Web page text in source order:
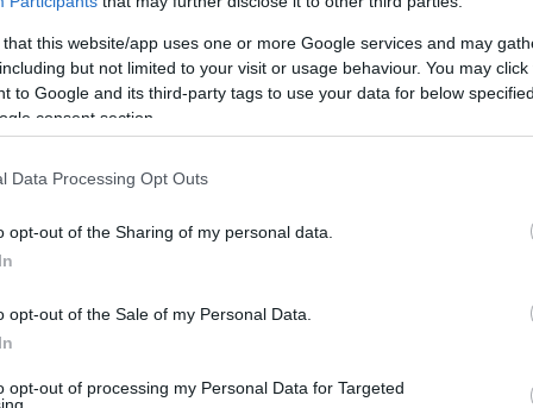
that this website/app uses one or more Google services and may
but not limited to your visit or usage behaviour. You may
to Google and its third-party tags to use your data for below
consent section.
Data Processing Opt Outs
opt-out of the Sharing of my personal data.
opt-out of the Sale of my Personal Data.
opt-out of processing my Personal Data for Targeted
jotka tunnetaan makeasta maustaan ja
minkä vuoksi ne ovat ainutlaatuisia suurentuneen
ilmastossa ympäri maailmaa, ja sitä rakastetaan
ja värikkäitä, vaan ne ovat myös hyväksi sinulle. Ne
kuten C-vitamiinia ja mangaania. Lisäksi
terveelliseksi välipalaksi.
vuotta. Nykyään ne ovat yksi maailman
vuoksi.